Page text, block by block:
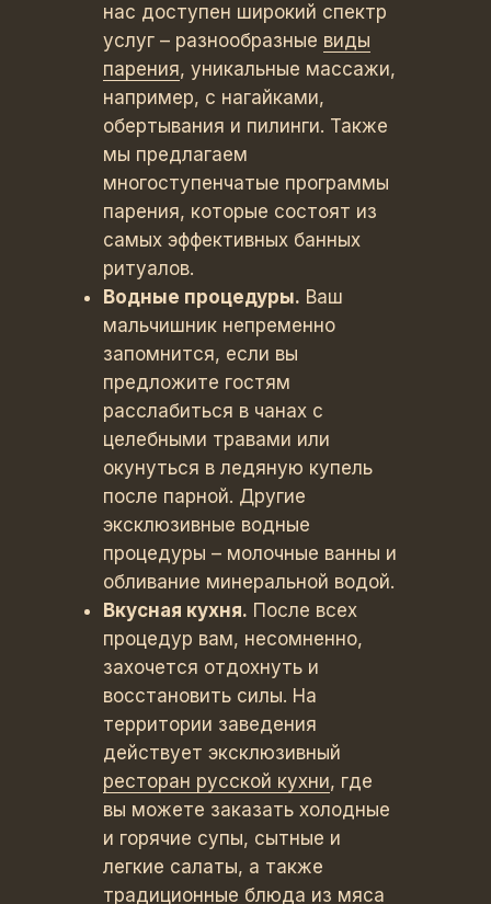
нас доступен широкий спектр
услуг – разнообразные виды
парения, уникальные массажи,
например, с нагайками,
обертывания и пилинги. Также
мы предлагаем
многоступенчатые программы
парения, которые состоят из
самых эффективных банных
ритуалов.
Водные процедуры. Ваш
мальчишник непременно
запомнится, если вы
предложите гостям
расслабиться в чанах с
целебными травами или
окунуться в ледяную купель
после парной. Другие
эксклюзивные водные
процедуры – молочные ванны и
обливание минеральной водой.
Вкусная кухня. После всех
процедур вам, несомненно,
захочется отдохнуть и
восстановить силы. На
территории заведения
действует эксклюзивный
ресторан русской кухни, где
вы можете заказать холодные
и горячие супы, сытные и
легкие салаты, а также
традиционные блюда из мяса